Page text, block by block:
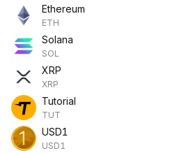
Ethereum
ETH
Solana
SOL
XRP
XRP
Tutorial
TUT
USD1
USD1